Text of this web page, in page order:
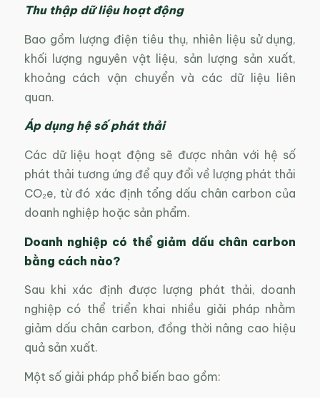
Thu thập dữ liệu hoạt động
Bao gồm lượng điện tiêu thụ, nhiên liệu sử dụng,
khối lượng nguyên vật liệu, sản lượng sản xuất,
khoảng cách vận chuyển và các dữ liệu liên
quan.
Áp dụng hệ số phát thải
Các dữ liệu hoạt động sẽ được nhân với hệ số
phát thải tương ứng để quy đổi về lượng phát thải
CO₂e, từ đó xác định tổng dấu chân carbon của
doanh nghiệp hoặc sản phẩm.
Doanh nghiệp có thể giảm dấu chân carbon
bằng cách nào?
Sau khi xác định được lượng phát thải, doanh
nghiệp có thể triển khai nhiều giải pháp nhằm
giảm dấu chân carbon, đồng thời nâng cao hiệu
quả sản xuất.
Một số giải pháp phổ biến bao gồm: